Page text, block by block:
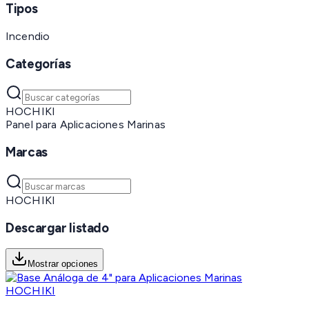
Tipos
Incendio
Categorías
HOCHIKI
Panel para Aplicaciones Marinas
Marcas
HOCHIKI
Descargar listado
Mostrar opciones
HOCHIKI